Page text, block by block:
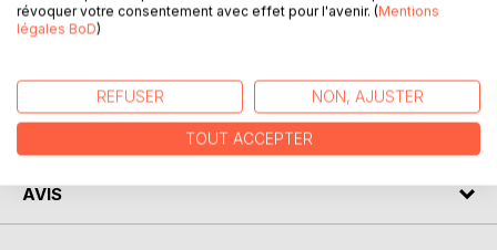
!
AUTEUR(S)
AVIS
révoquer votre consentement avec effet pour l'avenir. (Mentions
légales BoD)
REFUSER NON, AJUSTER
TOUT ACCEPTER